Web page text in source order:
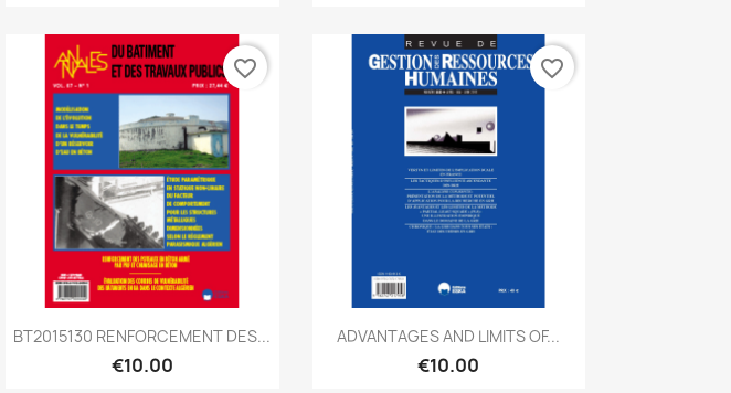
Quick view
BT2015130 RENFORCEMENT DES...
€10.00
favorite_border
Quick view
ADVANTAGES AND LIMITS OF...
€10.00
favorite_border